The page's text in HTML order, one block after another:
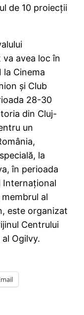
de 10 proiecţii
va avea loc în
la Cinema
şi Club
28-30
din Cluj-
un
la
în perioada
Internaţional
membrul al
este organizat
Centrului
Ogilvy.